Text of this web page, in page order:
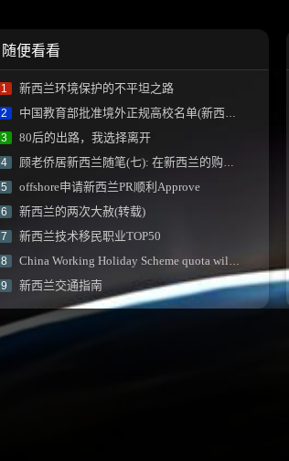
随便看看
1 新西兰环境保护的不平坦之路
2 中国教育部批准境外正规高校名单(新西兰院校)
3 80后的出路，我选择离开
4 顾老侨居新西兰随笔(七): 在新西兰的购物体验
5 offshore申请新西兰PR顺利Approve
6 新西兰的两次大赦(转载)
7 新西兰技术移民职业TOP50
8 China Working Holiday Scheme quota will open(2013/14 quota)
9 新西兰交通指南